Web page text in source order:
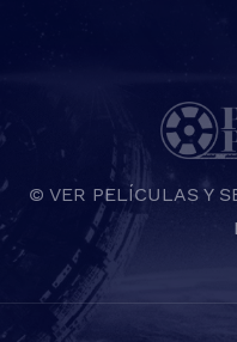
© VER PELÍCULAS Y